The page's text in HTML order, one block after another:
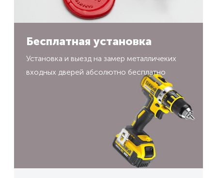
Бесплатная установка
Установка и выезд на замер металличеких
входных дверей абсолютно бесплатно